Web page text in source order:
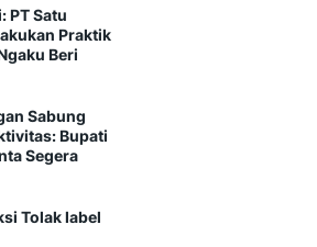
PT Satu
Praktik
Beri
Sabung
Bupati
Segera
Tolak label